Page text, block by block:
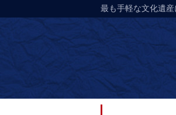
最も手軽な文化遺